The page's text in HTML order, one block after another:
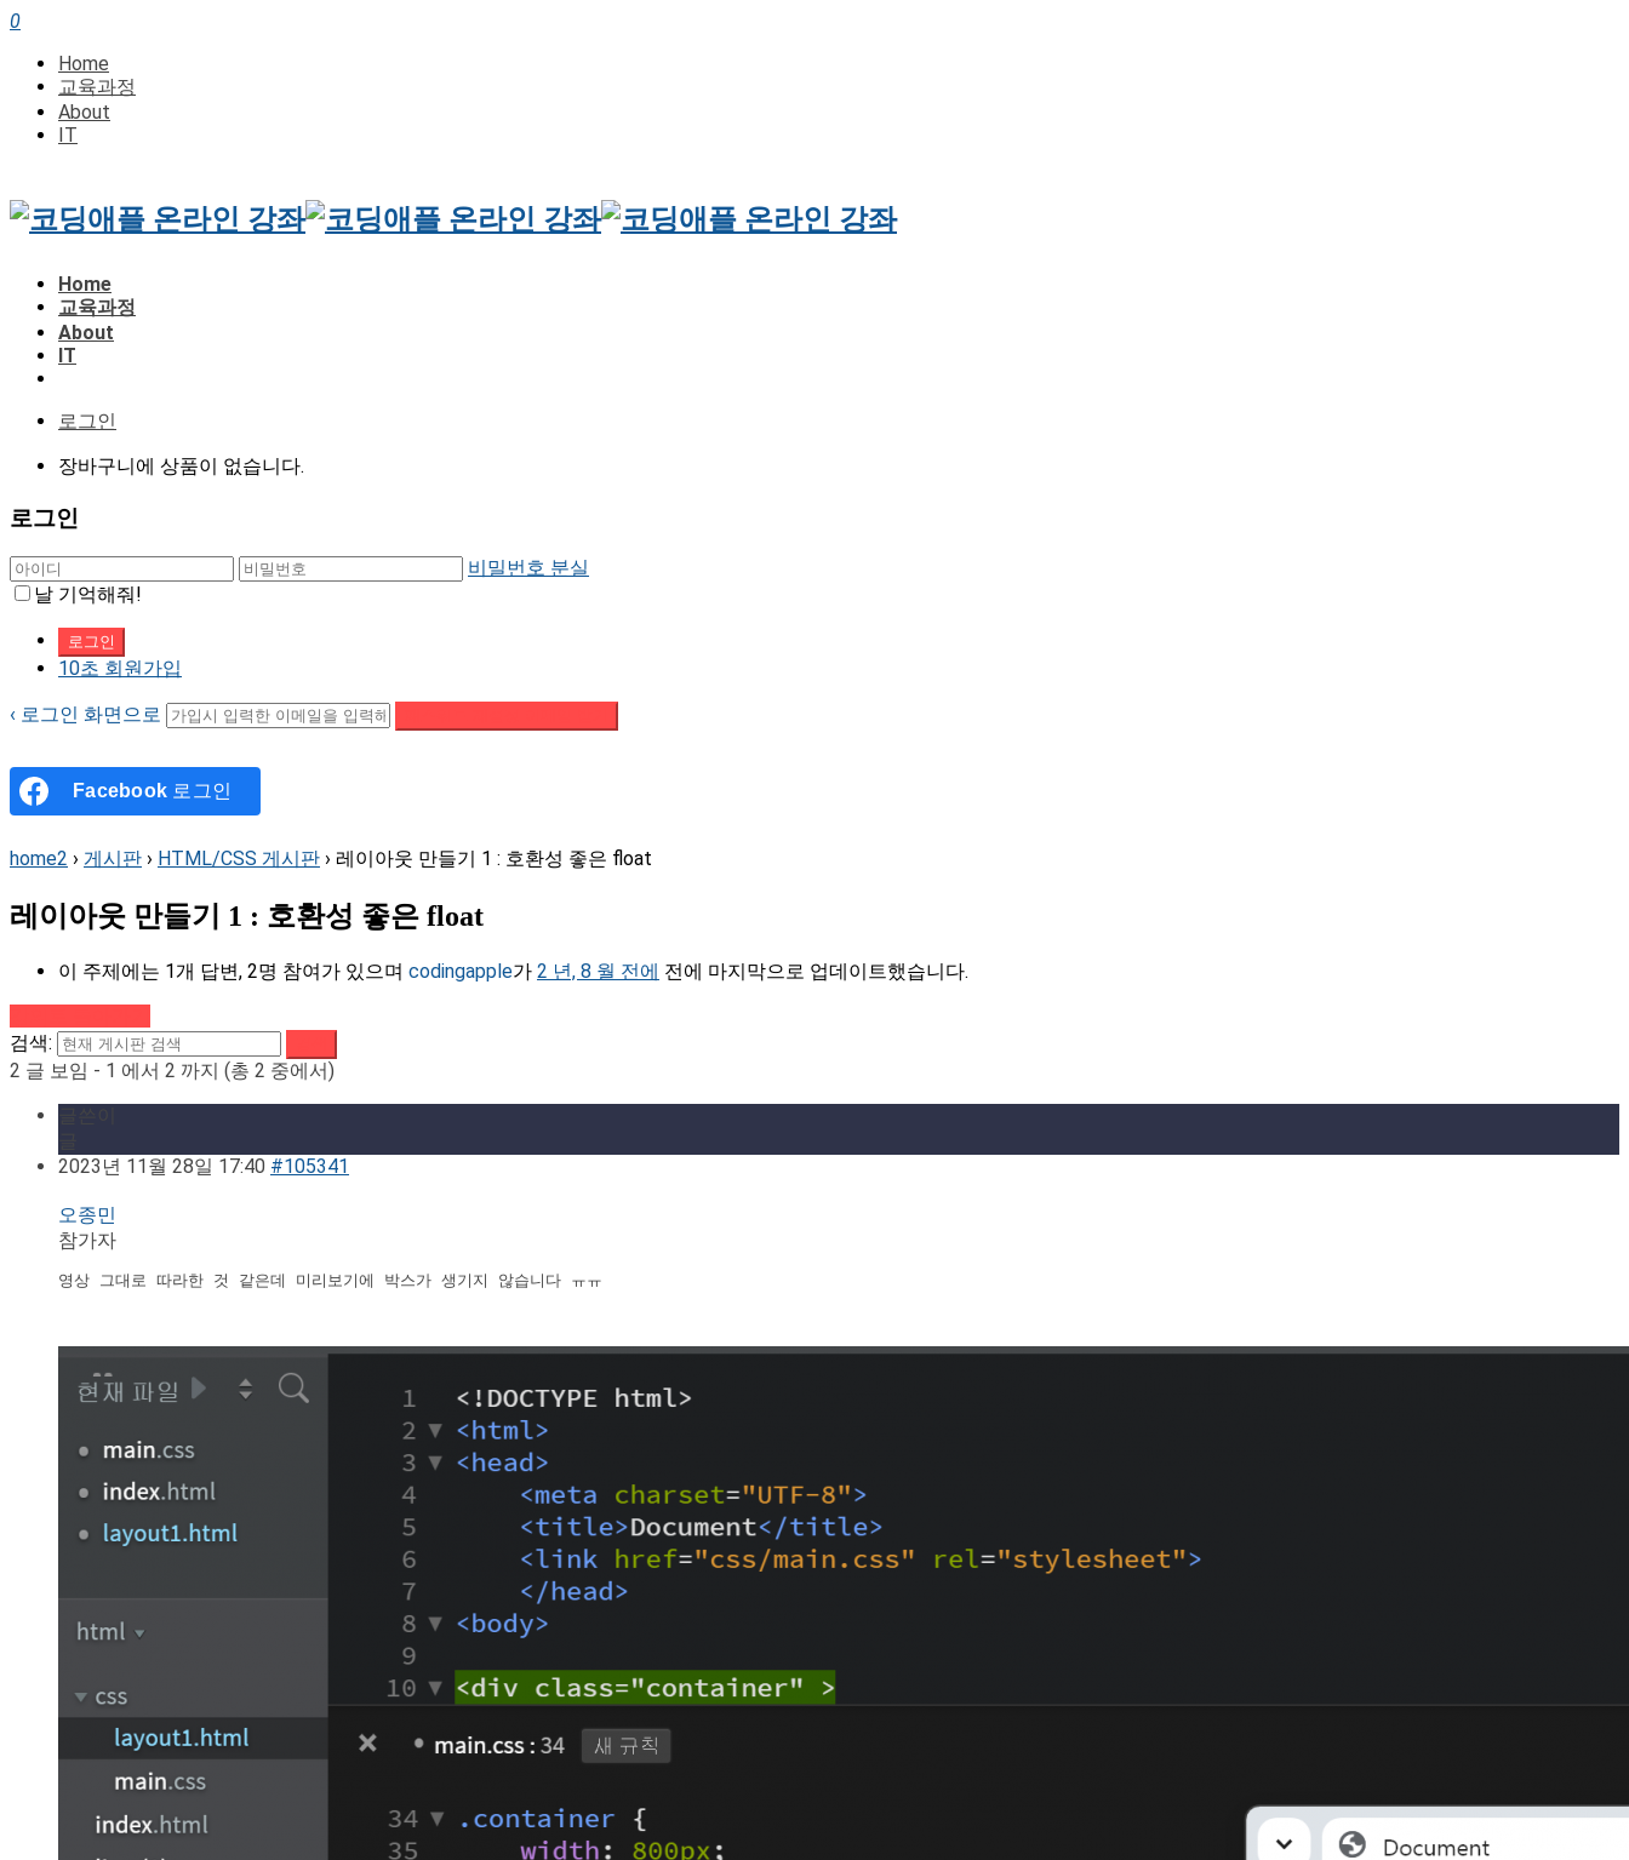
0
Home
교육과정
About
IT
Home
교육과정
About
IT
로그인
장바구니에 상품이 없습니다.
로그인
비밀번호 분실
날 기억해줘!
10초 회원가입
‹ 로그인 화면으로
Facebook 로그인
home2 › 게시판 › HTML/CSS 게시판 › 레이아웃 만들기 1 : 호환성 좋은 float
레이아웃 만들기 1 : 호환성 좋은 float
이 주제에는 1개 답변, 2명 참여가 있으며 codingapple가 2 년, 8 월 전에 전에 마지막으로 업데이트했습니다.
검색:
2 글 보임 - 1 에서 2 까지 (총 2 중에서)
2023년 11월 28일 17:40 #105341
오종민
참가자
영상 그대로 따라한 것 같은데 미리보기에 박스가 생기지 않습니다 ㅠㅠ